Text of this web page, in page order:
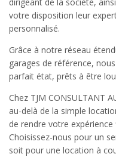
votre disposition leur
personnalisé.
Grâce à notre réseau
garages de référence,
parfait état, prêts à être
Chez TJM CONSULTANT
au-delà de la simple
de rendre votre
Choisissez-nous pour un
soit pour une location à